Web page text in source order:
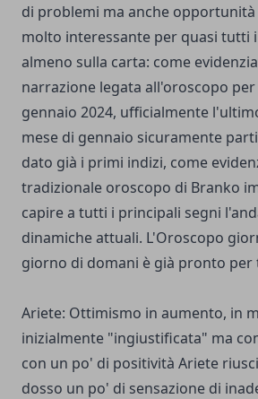
di problemi ma anche
molto interessante per quasi tutti
almeno sulla carta: come
narrazione legata all'oroscopo per
gennaio 2024, ufficialmente
mese di gennaio sicuramente
dato già i primi indizi, come
tradizionale oroscopo di Branko
capire a tutti i principali segni
dinamiche attuali. L'Oroscopo
giorno di domani è già pronto per
Ariete: Ottimismo in aumento, in
inizialmente "ingiustificata" ma
con un po' di positività Ariete
dosso un po' di sensazione di